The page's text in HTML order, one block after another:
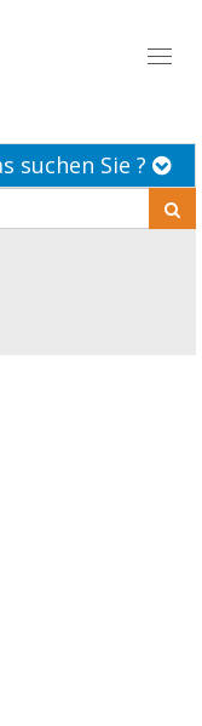
suchen Sie ?